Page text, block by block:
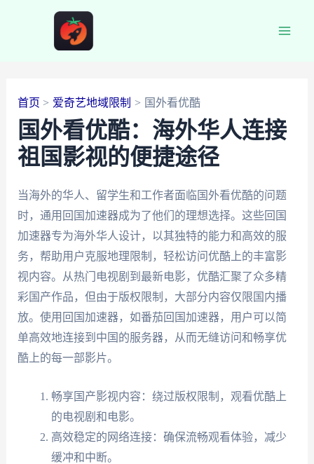
首页 爱奇艺地域限制 国外看优酷
国外看优酷：海外华人连接
祖国影视的便捷途径
当海外的华人、留学生和工作者面临国外看优酷的问题
时，通用回国加速器成为了他们的理想选择。这些回国
加速器专为海外华人设计，以其独特的能力和高效的服
务，帮助用户克服地理限制，轻松访问优酷上的丰富影
视内容。从热门电视剧到最新电影，优酷汇聚了众多精
彩国产作品，但由于版权限制，大部分内容仅限国内播
放。使用回国加速器，如番茄回国加速器，用户可以简
单高效地连接到中国的服务器，从而无缝访问和畅享优
酷上的每一部影片。
畅享国产影视内容：绕过版权限制，观看优酷上
的电视剧和电影。
高效稳定的网络连接：确保流畅观看体验，减少
缓冲和中断。